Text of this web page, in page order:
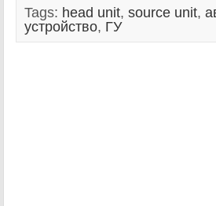
Tags: head unit, source unit,
устройство, ГУ